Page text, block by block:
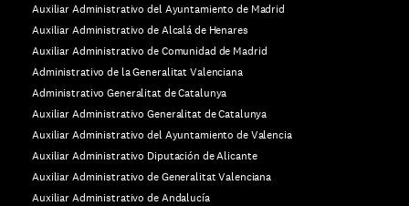
Auxiliar Administrativo del Ayuntamiento de Madrid
Auxiliar Administrativo de Alcalá de Henares
Auxiliar Administrativo de Comunidad de Madrid
Administrativo de la Generalitat Valenciana
Administrativo Generalitat de Catalunya
Auxiliar Administrativo Generalitat de Catalunya
Auxiliar Administrativo del Ayuntamiento de Valencia
Auxiliar Administrativo Diputación de Alicante
Auxiliar Administrativo de Generalitat Valenciana
Auxiliar Administrativo de Andalucía